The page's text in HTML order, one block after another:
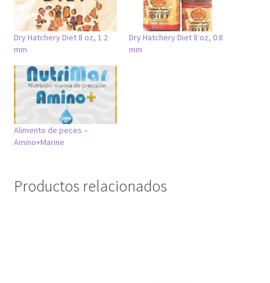
Dry Hatchery Diet 8 oz, 1.2
mm
Dry Hatchery Diet 8 oz, 0.8
mm
Alimento de peces –
Amino+Marine
Productos relacionados